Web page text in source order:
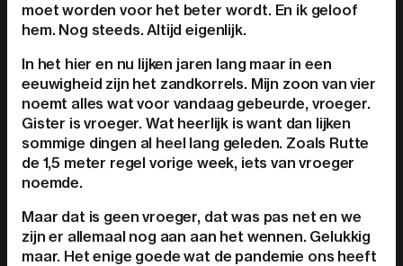
moet worden voor het beter wordt. En ik geloof
hem. Nog steeds. Altijd eigenlijk.
In het hier en nu lijken jaren lang maar in een
eeuwigheid zijn het zandkorrels. Mijn zoon van vier
noemt alles wat voor vandaag gebeurde, vroeger.
Gister is vroeger. Wat heerlijk is want dan lijken
sommige dingen al heel lang geleden. Zoals Rutte
de 1,5 meter regel vorige week, iets van vroeger
noemde.
Maar dat is geen vroeger, dat was pas net en we
zijn er allemaal nog aan aan het wennen. Gelukkig
maar. Het enige goede wat de pandemie ons heeft